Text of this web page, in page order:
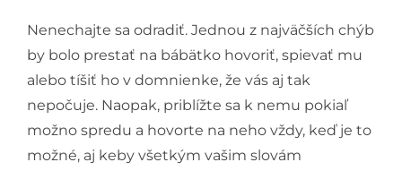
Nenechajte sa odradiť. Jednou z najväčších chýb
by bolo prestať na bábätko hovoriť, spievať mu
alebo tíšiť ho v domnienke, že vás aj tak
nepočuje. Naopak, priblížte sa k nemu pokiaľ
možno spredu a hovorte na neho vždy, keď je to
možné, aj keby všetkým vašim slovám